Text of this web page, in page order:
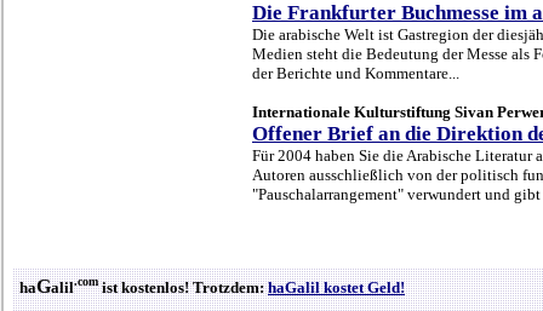
Die Frankfurter Buchmesse im
Die arabische Welt ist Gastregion der
Medien steht die Bedeutung der Messe als
der Berichte und Kommentare...
Internationale Kulturstiftung Sivan
Offener Brief an die Direktion
Für 2004 haben Sie die Arabische Literatur
Autoren ausschließlich von der politisch
"Pauschalarrangement" verwundert und
haGalil.comist kostenlos! Trotzdem:haGalil kostet Geld!